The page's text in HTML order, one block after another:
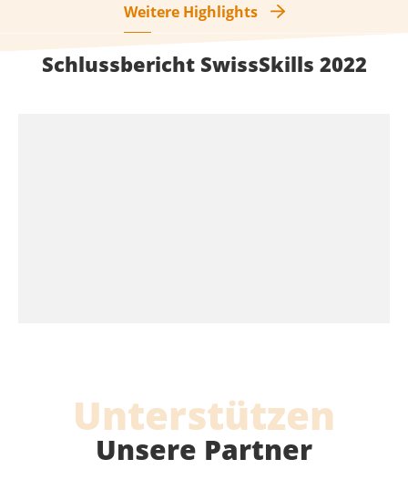
Weitere Highlights
Schlussbericht SwissSkills 2022
Unterstützen
Unsere Partner